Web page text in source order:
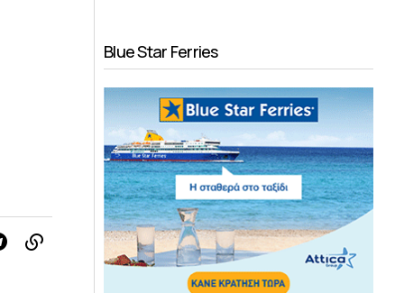
Blue Star Ferries